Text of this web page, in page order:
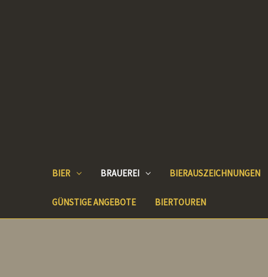
BIER BRAUEREI BIERAUSZEICHNUNGEN
GÜNSTIGE ANGEBOTE BIERTOUREN